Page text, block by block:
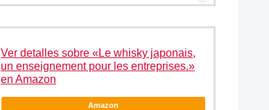
Ver detalles sobre «Le whisky japonais,
un enseignement pour les entreprises.»
en Amazon
Amazon